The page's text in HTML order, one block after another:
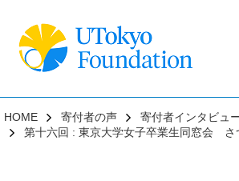
HOME 寄付者の声
寄付者インタビュ
第十六回 : 東京大学女子卒業生同窓会 さ